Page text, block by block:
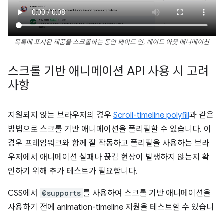
목록에 표시된 제품을 스크롤하는 동안 페이드 인, 페이드 아웃 애니메이션
스크롤 기반 애니메이션 API 사용 시 고려
사항
지원되지 않는 브라우저의 경우 Scroll-timeline polyfill과 같은
방법으로 스크롤 기반 애니메이션을 폴리필할 수 있습니다. 이
경우 프레임워크와 함께 잘 작동하고 폴리필을 사용하는 브라
우저에서 애니메이션 실패나 끊김 현상이 발생하지 않는지 확
인하기 위해 추가 테스트가 필요합니다.
CSS에서 @supports 를 사용하여 스크롤 기반 애니메이션을
사용하기 전에 animation-timeline 지원을 테스트할 수 있습니